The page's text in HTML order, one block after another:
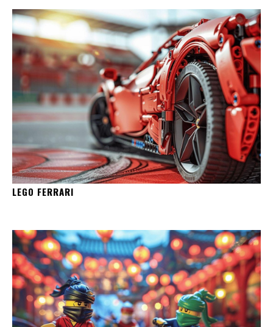
LEGO FERRARI